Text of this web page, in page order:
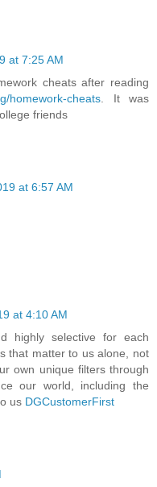
at 7:25 AM
cheats after reading
homework-cheats . It was
friends
at 6:57 AM
at 4:10 AM
highly selective for each
that matter to us alone, not
own unique filters through
our world, including the
us DGCustomerFirst